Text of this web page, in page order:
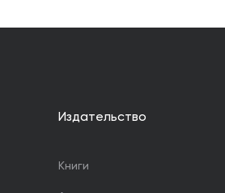
Издательство
Книги